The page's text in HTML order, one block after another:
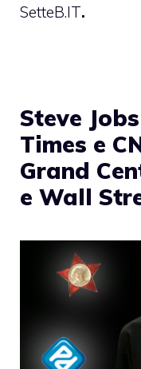
SetteB.IT.
Steve
Times e
Grand
e Wall